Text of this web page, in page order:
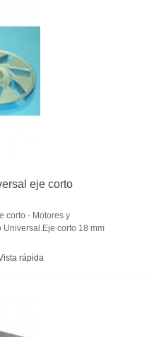
eje corto
corto - Motores y
corto 18 mm
rápida